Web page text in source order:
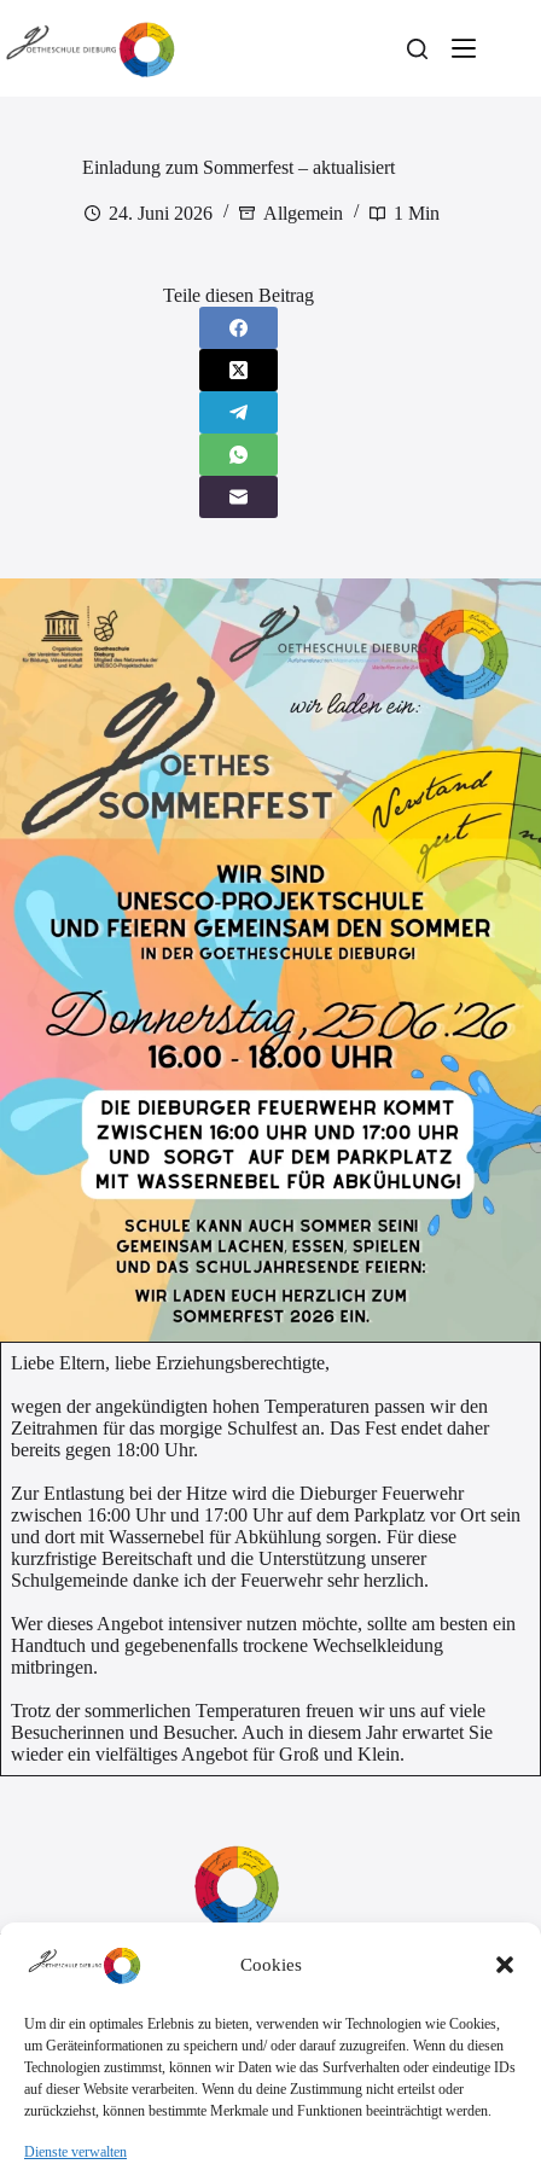
Cookies
Um dir ein optimales Erlebnis zu bieten, verwenden wir Technologien wie Cookies,
um Geräteinformationen zu speichern und/ oder darauf zuzugreifen. Wenn du diesen
Technologien zustimmst, können wir Daten wie das Surfverhalten oder eindeutige IDs
auf dieser Website verarbeiten. Wenn du deine Zustimmung nicht erteilst oder
zurückziehst, können bestimmte Merkmale und Funktionen beeinträchtigt werden.
Dienste verwalten
Inhalt
springen
Einladung zum Sommerfest – aktualisiert
24. Juni 2026 Allgemein 1 Min
Teile diesen Beitrag
Liebe Eltern, liebe Erziehungsberechtigte,
wegen der angekündigten hohen Temperaturen passen wir den
Zeitrahmen für das morgige Schulfest an. Das Fest endet daher
bereits gegen 18:00 Uhr.
Zur Entlastung bei der Hitze wird die Dieburger Feuerwehr
zwischen 16:00 Uhr und 17:00 Uhr auf dem Parkplatz vor Ort sein
und dort mit Wassernebel für Abkühlung sorgen. Für diese
kurzfristige Bereitschaft und die Unterstützung unserer
Schulgemeinde danke ich der Feuerwehr sehr herzlich.
Wer dieses Angebot intensiver nutzen möchte, sollte am besten ein
Handtuch und gegebenenfalls trockene Wechselkleidung
mitbringen.
Trotz der sommerlichen Temperaturen freuen wir uns auf viele
Besucherinnen und Besucher. Auch in diesem Jahr erwartet Sie
wieder ein vielfältiges Angebot für Groß und Klein.
Sekretariat:
Freitag: 7.45 Uhr bis 13.00 Uhr
E-Mail:
sekretariat@goethe.schule
Telefon
+49 6071 9888 0
Fax
+49 6071 9888 50